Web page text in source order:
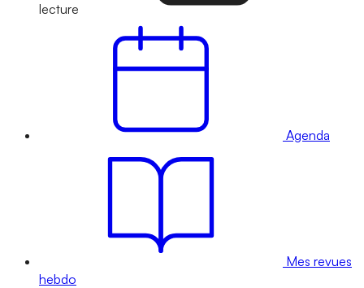
lecture
Agenda
Mes revues
hebdo